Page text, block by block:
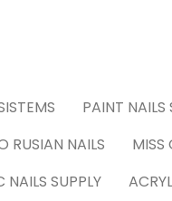
PAINT NAILS
RUSIAN NAILS
MISS
NAILS SUPPLY